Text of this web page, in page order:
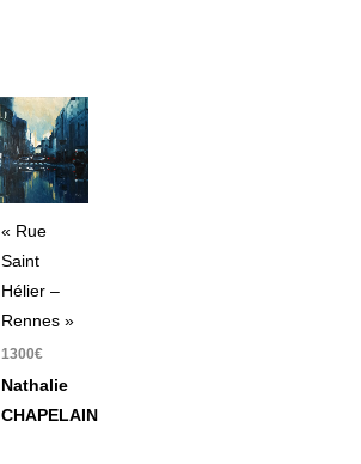
« Rue
Saint
Hélier –
Rennes »
1300€
Nathalie
CHAPELAIN